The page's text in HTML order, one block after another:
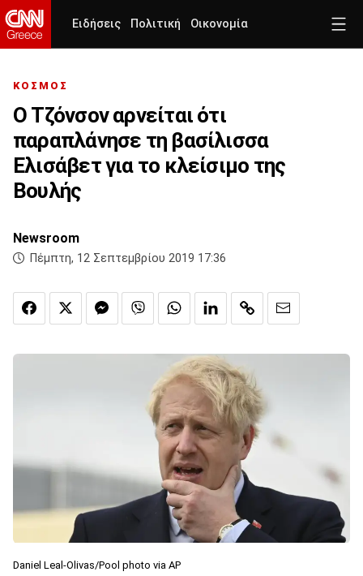
Ειδήσεις Πολιτική Οικονομία
ΚΟΣΜΟΣ
Ο Τζόνσον αρνείται ότι
παραπλάνησε τη βασίλισσα
Ελισάβετ για το κλείσιμο της
Βουλής
Newsroom
Πέμπτη, 12 Σεπτεμβρίου 2019 17:36
Daniel Leal-Olivas/Pool photo via AP